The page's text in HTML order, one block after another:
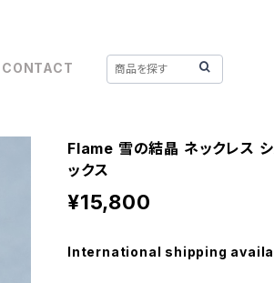
CONTACT
Flame 雪の結晶 ネックレス
ックス
¥15,800
International shipping